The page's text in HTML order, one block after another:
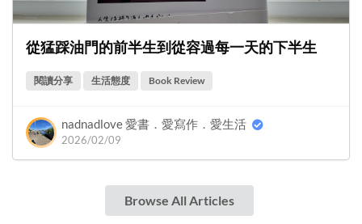
從猛踩油門的前半生到從容過每一天的下半生
閱讀分享 生活態度 Book Review
nadnadlove 愛書．愛寫作．愛生活
2026/02/09
Browse All Articles